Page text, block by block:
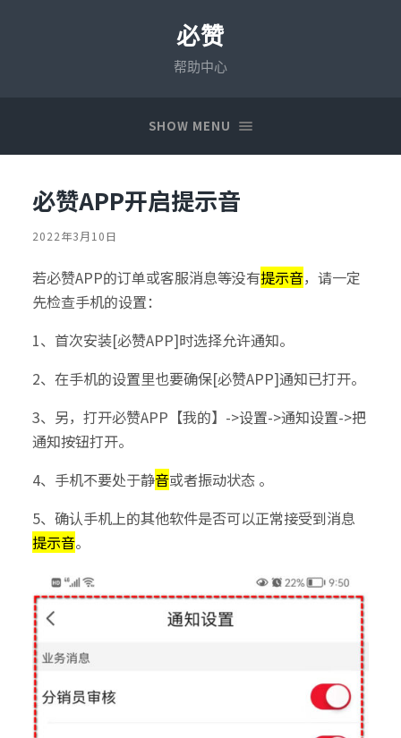
必赞
帮助中心
SHOW MENU
必赞APP开启提示音
2022年3月10日
若必赞APP的订单或客服消息等没有提示音，请一定
先检查手机的设置：
1、首次安装[必赞APP]时选择允许通知。
2、在手机的设置里也要确保[必赞APP]通知已打开。
3、另，打开必赞APP【我的】->设置->通知设置->把
通知按钮打开。
4、手机不要处于静音或者振动状态 。
5、确认手机上的其他软件是否可以正常接受到消息
提示音。